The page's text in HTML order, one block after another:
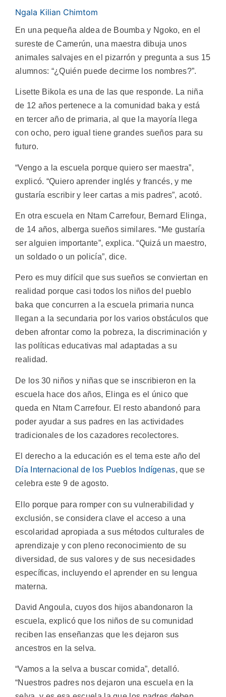
Ngala Kilian Chimtom
En una pequeña aldea de Boumba y Ngoko, en el
sureste de Camerún, una maestra dibuja unos
animales salvajes en el pizarrón y pregunta a sus 15
alumnos: “¿Quién puede decirme los nombres?”.
Lisette Bikola es una de las que responde. La niña
de 12 años pertenece a la comunidad baka y está
en tercer año de primaria, al que la mayoría llega
con ocho, pero igual tiene grandes sueños para su
futuro.
“Vengo a la escuela porque quiero ser maestra”,
explicó. “Quiero aprender inglés y francés, y me
gustaría escribir y leer cartas a mis padres”, acotó.
En otra escuela en Ntam Carrefour, Bernard Elinga,
de 14 años, alberga sueños similares. “Me gustaría
ser alguien importante”, explica. “Quizá un maestro,
un soldado o un policía”, dice.
Pero es muy difícil que sus sueños se conviertan en
realidad porque casi todos los niños del pueblo
baka que concurren a la escuela primaria nunca
llegan a la secundaria por los varios obstáculos que
deben afrontar como la pobreza, la discriminación y
las políticas educativas mal adaptadas a su
realidad.
De los 30 niños y niñas que se inscribieron en la
escuela hace dos años, Elinga es el único que
queda en Ntam Carrefour. El resto abandonó para
poder ayudar a sus padres en las actividades
tradicionales de los cazadores recolectores.
El derecho a la educación es el tema este año del
Día Internacional de los Pueblos Indígenas, que se
celebra este 9 de agosto.
Ello porque para romper con su vulnerabilidad y
exclusión, se considera clave el acceso a una
escolaridad apropiada a sus métodos culturales de
aprendizaje y con pleno reconocimiento de su
diversidad, de sus valores y de sus necesidades
específicas, incluyendo el aprender en su lengua
materna.
David Angoula, cuyos dos hijos abandonaron la
escuela, explicó que los niños de su comunidad
reciben las enseñanzas que les dejaron sus
ancestros en la selva.
“Vamos a la selva a buscar comida”, detalló.
“Nuestros padres nos dejaron una escuela en la